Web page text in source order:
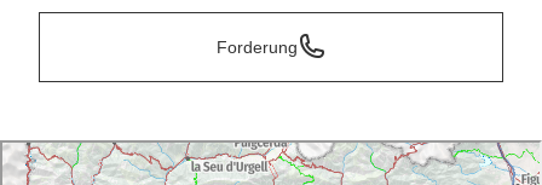
Forderung